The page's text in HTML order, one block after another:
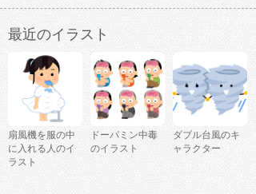
服留信认证Université Claude Bernard
Lyon 1
DiplomaDegreeTranscriptvZQP」の検
索結果
最近のイラスト
扇風機を服の中
に入れる人のイ
ラスト
ドーパミン中毒
のイラスト
ダブル台風のキ
ャラクター